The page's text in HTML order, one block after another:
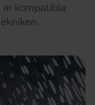
kompatibla